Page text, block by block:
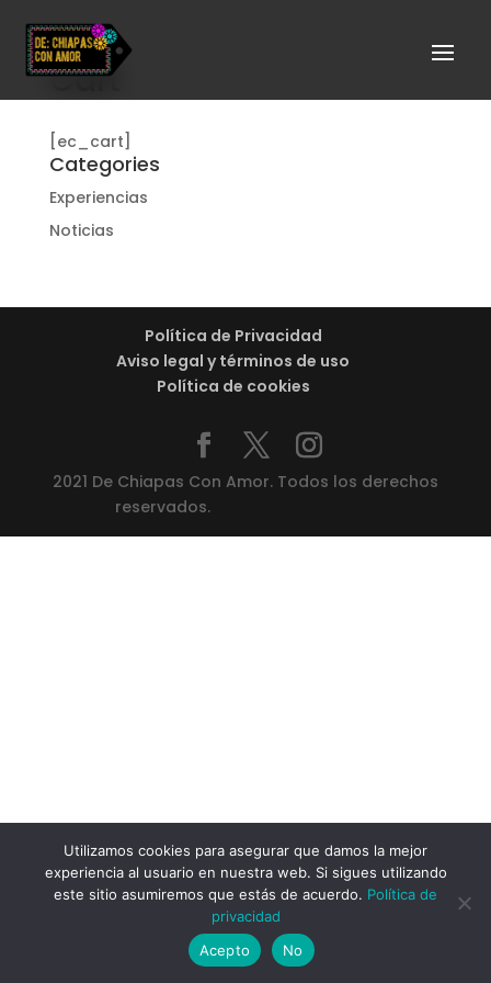
Cart
[ec_cart]
Categories
Experiencias
Noticias
Política de Privacidad
Aviso legal y términos de uso
Política de cookies
2021 De Chiapas Con Amor. Todos los derechos
reservados.
Utilizamos cookies para asegurar que damos la mejor
experiencia al usuario en nuestra web. Si sigues utilizando
este sitio asumiremos que estás de acuerdo. Política de
privacidad
Acepto
No